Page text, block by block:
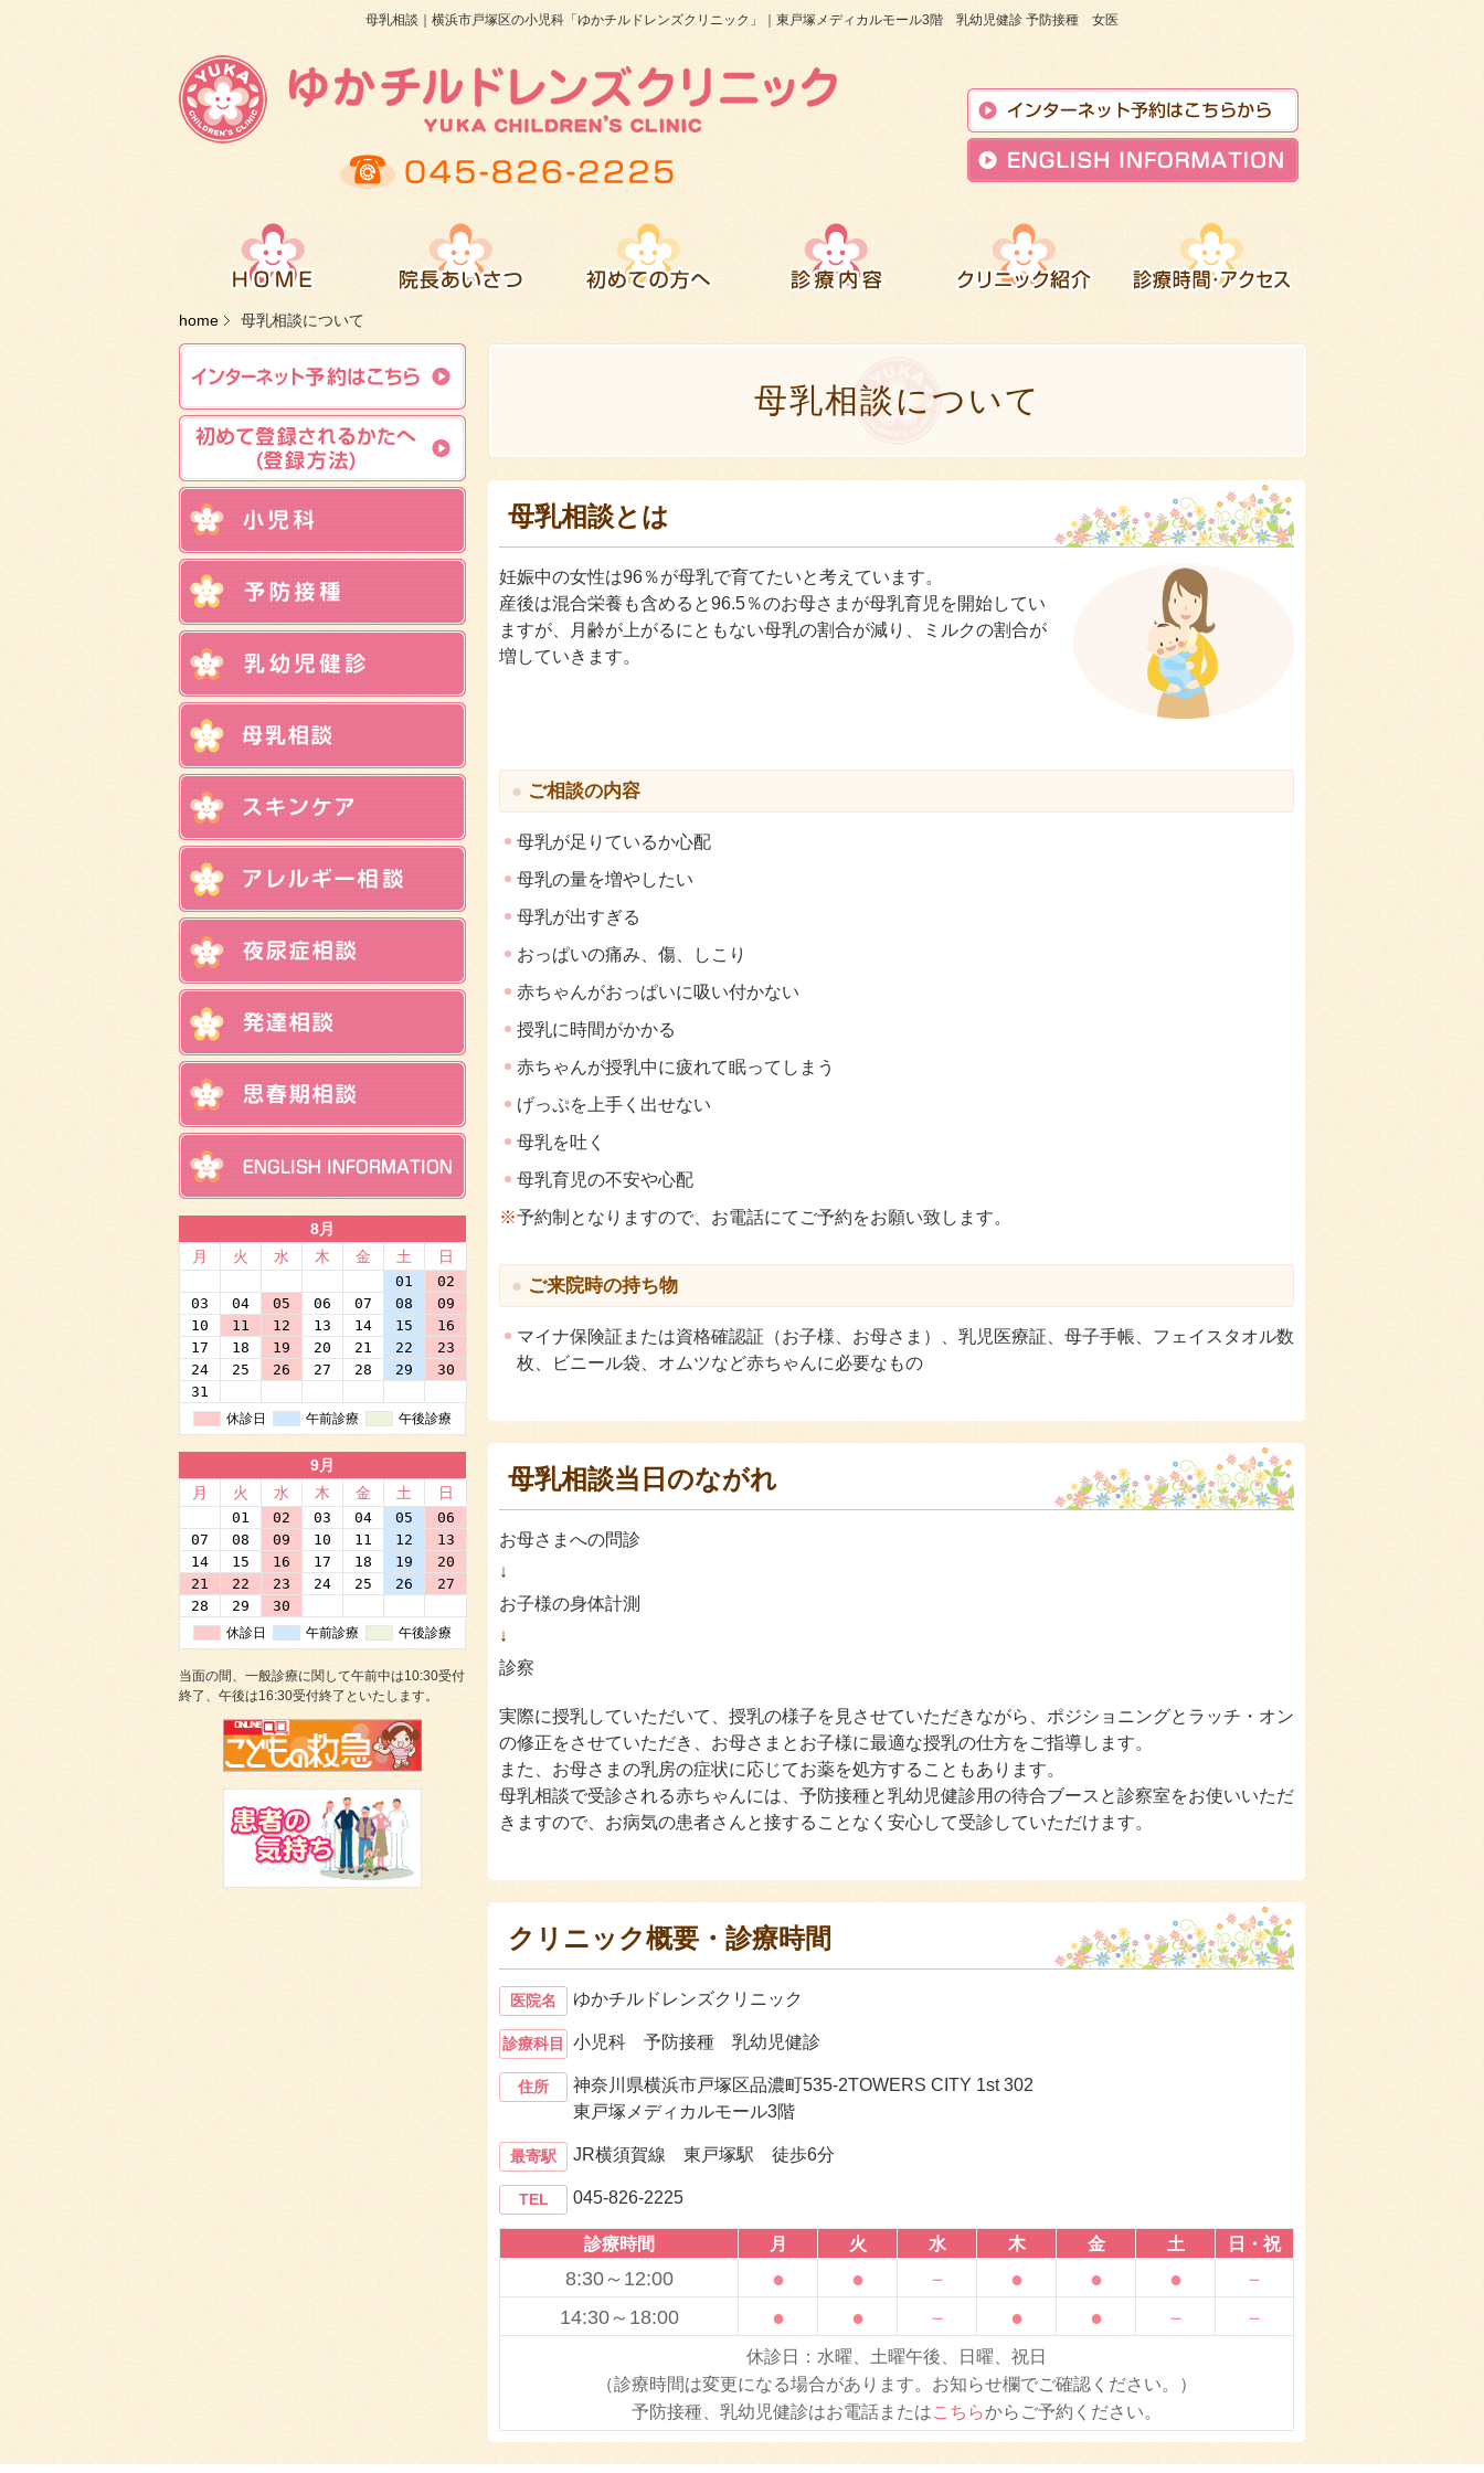
母乳相談｜横浜市戸塚区の小児科「ゆかチルドレンズクリニック」｜東戸塚メディカルモール3階 乳幼児健診 予防接種 女医
home 母乳相談について
母乳相談について
母乳相談とは
妊娠中の女性は96％が母乳で育てたいと考えています。
産後は混合栄養も含めると96.5％のお母さまが母乳育児を開始してい
ますが、月齢が上がるにともない母乳の割合が減り、ミルクの割合が
増していきます。
ご相談の内容
母乳が足りているか心配
母乳の量を増やしたい
母乳が出すぎる
おっぱいの痛み、傷、しこり
赤ちゃんがおっぱいに吸い付かない
授乳に時間がかかる
赤ちゃんが授乳中に疲れて眠ってしまう
げっぷを上手く出せない
母乳を吐く
母乳育児の不安や心配
※予約制となりますので、お電話にてご予約をお願い致します。
ご来院時の持ち物
マイナ保険証または資格確認証（お子様、お母さま）、乳児医療証、母子手帳、フェイスタオル数
枚、ビニール袋、オムツなど赤ちゃんに必要なもの
母乳相談当日のながれ
お母さまへの問診
↓
お子様の身体計測
↓
診察
実際に授乳していただいて、授乳の様子を見させていただきながら、ポジショニングとラッチ・オン
の修正をさせていただき、お母さまとお子様に最適な授乳の仕方をご指導します。
また、お母さまの乳房の症状に応じてお薬を処方することもあります。
母乳相談で受診される赤ちゃんには、予防接種と乳幼児健診用の待合ブースと診察室をお使いいただ
きますので、お病気の患者さんと接することなく安心して受診していただけます。
クリニック概要・診療時間
医院名 ゆかチルドレンズクリニック
診療科目 小児科 予防接種 乳幼児健診
住所
神奈川県横浜市戸塚区品濃町535-2TOWERS CITY 1st 302
東戸塚メディカルモール3階
最寄駅 JR横須賀線 東戸塚駅 徒歩6分
TEL 045-826-2225
診療時間 月 火 水 木 金 土 日・祝
休診日：水曜、土曜午後、日曜、祝日
（診療時間は変更になる場合があります。お知らせ欄でご確認ください。）
予防接種、乳幼児健診はお電話またはこちらからご予約ください。
8:30～12:00 ● ● － ● ● ● －
14:30～18:00 ● ● － ● ● － －
8月
月
火 水 木 金 土 日
01
02
03
04 05 06 07 08
09
10
11 12 13 14 15
16
17
18 19 20 21 22
23
24
25 26 27 28 29
30
31
休診日 午前診療 午後診療
9月
月
火 水 木 金 土 日
01 02 03 04 05
06
07
08 09 10 11 12
13
14
15 16 17 18 19
20
21
22 23 24 25 26
27
28
29 30
休診日 午前診療 午後診療
当面の間、一般診療に関して午前中は10:30受付
終了、午後は16:30受付終了といたします。